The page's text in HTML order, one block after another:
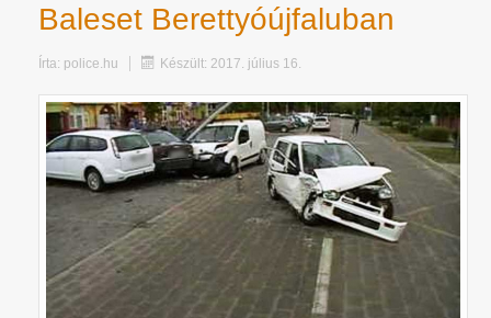
Baleset Berettyóújfaluban
Írta: police.hu Készült: 2017. július 16.